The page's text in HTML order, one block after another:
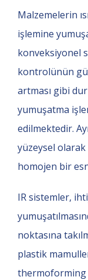
Malzemelerin
işlemine
konveksiyonel
kontrolünün
artması gibi
yumuşatma
edilmektedir.
yüzeysel olarak
homojen bir
IR sistemler,
noktasına
plastik
thermoforming